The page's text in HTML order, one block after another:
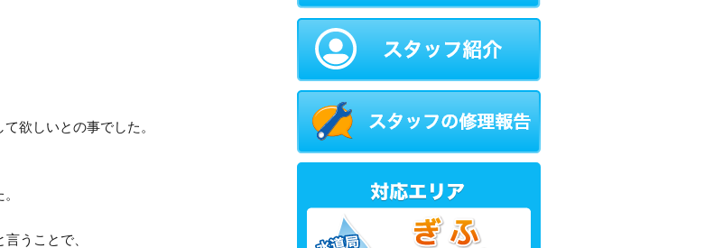
欲しいとの事でした。
うことで、